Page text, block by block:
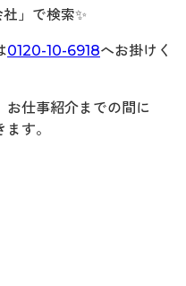
」で検索✨
0120-10-6918へお掛けく
仕事紹介までの間に
す。